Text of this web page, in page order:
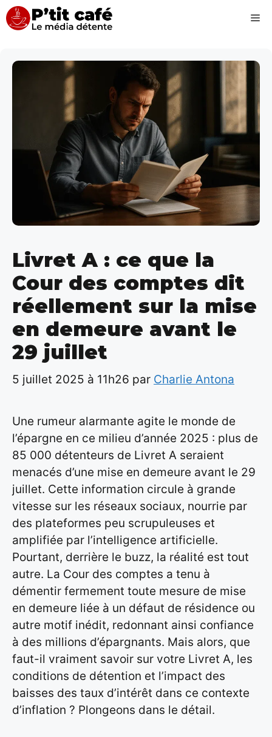
Aller
au
Livret A : ce que la
Cour des comptes dit
réellement sur la mise
en demeure avant le
29 juillet
5 juillet 2025 à 11h26 par Charlie Antona
Une rumeur alarmante agite le monde de
l’épargne en ce milieu d’année 2025 : plus de
85 000 détenteurs de Livret A seraient
menacés d’une mise en demeure avant le 29
juillet. Cette information circule à grande
vitesse sur les réseaux sociaux, nourrie par
des plateformes peu scrupuleuses et
amplifiée par l’intelligence artificielle.
Pourtant, derrière le buzz, la réalité est tout
autre. La Cour des comptes a tenu à
démentir fermement toute mesure de mise
en demeure liée à un défaut de résidence ou
autre motif inédit, redonnant ainsi confiance
à des millions d’épargnants. Mais alors, que
faut-il vraiment savoir sur votre Livret A, les
conditions de détention et l’impact des
baisses des taux d’intérêt dans ce contexte
d’inflation ? Plongeons dans le détail.